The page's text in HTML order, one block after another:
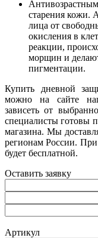
старения кожи.
лица от
окисления в
реакции,
морщин и
пигментации.
Купить дневной
можно на сайте
зависеть от
специалисты готовы
магазина. Мы
регионам России. При
будет бесплатной.
Оставить заявку
Артикул